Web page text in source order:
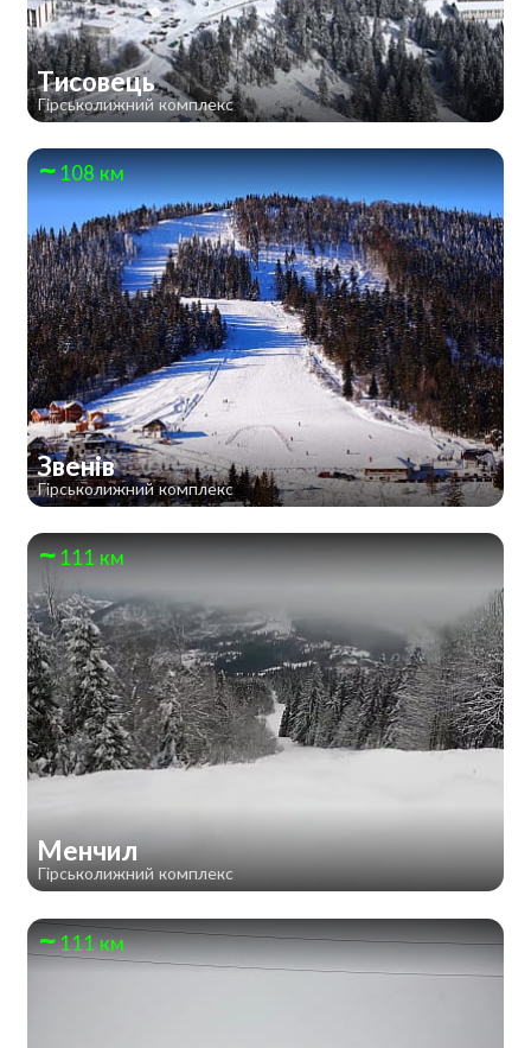
Тисовець
Гірськолижний комплекс
108 км
Звенів
Гірськолижний комплекс
111 км
Менчил
Гірськолижний комплекс
111 км